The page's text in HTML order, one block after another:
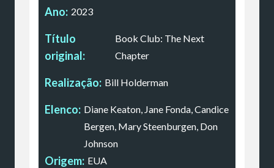
Ano: 2023
Título
original:
Book Club: The Next
Chapter
Realização: Bill Holderman
Elenco: Diane Keaton, Jane Fonda, Candice
Bergen, Mary Steenburgen, Don
Johnson
Origem: EUA